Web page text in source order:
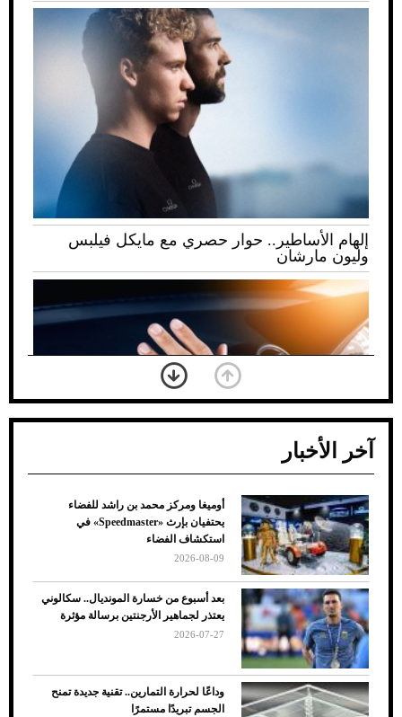
إلهام الأساطير.. حوار حصري مع مايكل فيلبس
وليون مارشان
ضعف تبريد مكيف السيارة عند الوقوف.. أشهر
الأسباب والحلول
آخر الأخبار
أوميغا ومركز محمد بن راشد للفضاء
يحتفيان بإرث «Speedmaster» في
استكشاف الفضاء
2026-08-09
بعد أسبوع من خسارة المونديال.. سكالوني
يعتذر لجماهير الأرجنتين برسالة مؤثرة
2026-07-27
وداعًا لحرارة التمارين.. تقنية جديدة تمنح
الجسم تبريدًا مستمرًا